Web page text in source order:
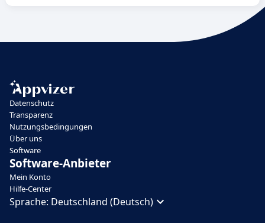
Datenschutz
Transparenz
Nutzungsbedingungen
Über uns
Software
Software-Anbieter
Mein Konto
Hilfe-Center
Sprache: Deutschland (Deutsch)